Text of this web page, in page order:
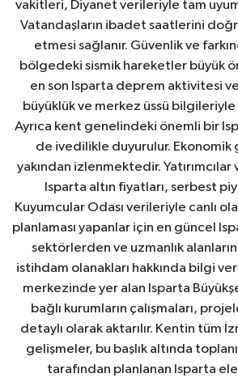
vakitleri, Diyanet verileriyle tam
Vatandaşların ibadet saatlerini
etmesi sağlanır. Güvenlik ve
bölgedeki sismik hareketler büyük
en son Isparta deprem aktivitesi ve
büyüklük ve merkez üssü bilgileriyle
Ayrıca kent genelindeki önemli bir
de ivedilikle duyurulur.
yakından izlenmektedir.
Isparta altın fiyatları, serbest
Kuyumcular Odası verileriyle canlı
planlaması yapanlar için en güncel
sektörlerden ve uzmanlık
istihdam olanakları hakkında bilgi
merkezinde yer alan Isparta
bağlı kurumların çalışmaları,
detaylı olarak aktarılır. Kentin tüm
gelişmeler, bu başlık altında
tarafından planlanan Isparta